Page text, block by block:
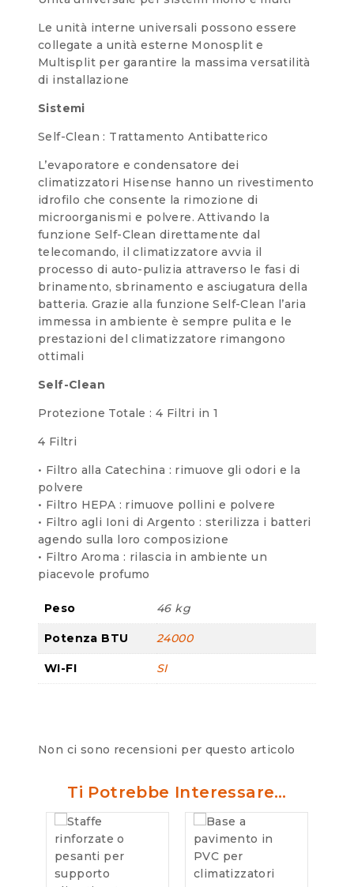
Le unità interne universali possono essere
collegate a unità esterne Monosplit e
Multisplit per garantire la massima versatilità
di installazione
Sistemi
Self-Clean : Trattamento Antibatterico
L’evaporatore e condensatore dei
climatizzatori Hisense hanno un rivestimento
idrofilo che consente la rimozione di
microorganismi e polvere. Attivando la
funzione Self-Clean direttamente dal
telecomando, il climatizzatore avvia il
processo di auto-pulizia attraverso le fasi di
brinamento, sbrinamento e asciugatura della
batteria. Grazie alla funzione Self-Clean l’aria
immessa in ambiente è sempre pulita e le
prestazioni del climatizzatore rimangono
ottimali
Self-Clean
Protezione Totale : 4 Filtri in 1
4 Filtri
• Filtro alla Catechina : rimuove gli odori e la
polvere
• Filtro HEPA : rimuove pollini e polvere
• Filtro agli Ioni di Argento : sterilizza i batteri
agendo sulla loro composizione
• Filtro Aroma : rilascia in ambiente un
piacevole profumo
Peso 46 kg
Potenza BTU 24000
WI-FI SI
Non ci sono recensioni per questo articolo
Ti Potrebbe Interessare…